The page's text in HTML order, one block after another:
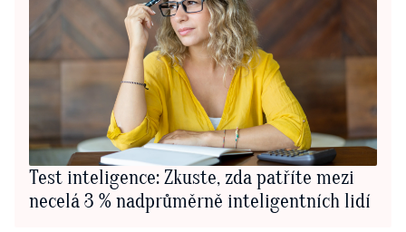
Test inteligence: Zkuste, zda patříte mezi
necelá 3 % nadprůměrně inteligentních lidí